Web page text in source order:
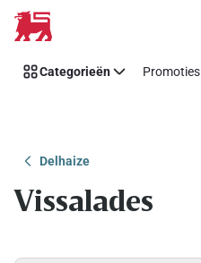
Overslaan
Categorieën Promoties
Delhaize
Vissalades